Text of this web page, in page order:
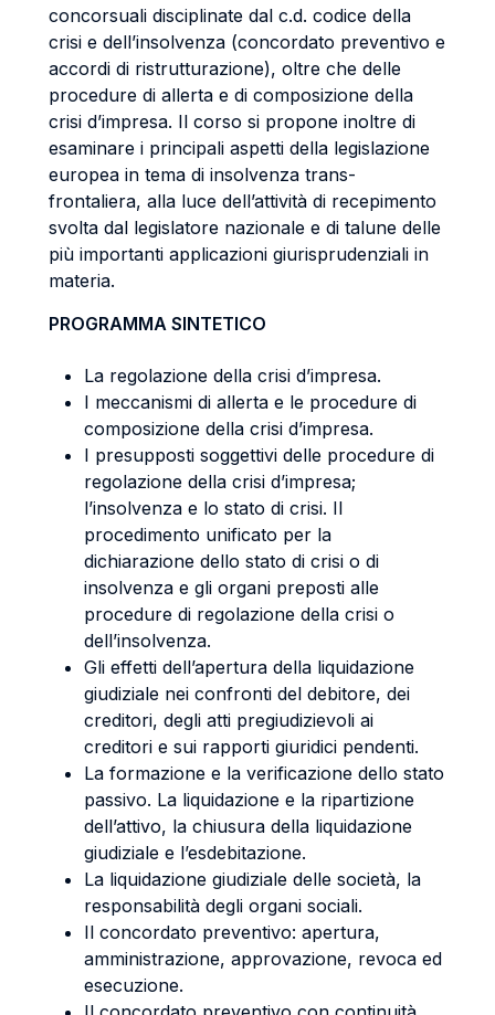
concorsuali disciplinate dal c.d. codice della
crisi e dell’insolvenza (concordato preventivo e
accordi di ristrutturazione), oltre che delle
procedure di allerta e di composizione della
crisi d’impresa. Il corso si propone inoltre di
esaminare i principali aspetti della legislazione
europea in tema di insolvenza trans-
frontaliera, alla luce dell’attività di recepimento
svolta dal legislatore nazionale e di talune delle
più importanti applicazioni giurisprudenziali in
materia.
PROGRAMMA SINTETICO
La regolazione della crisi d’impresa.
I meccanismi di allerta e le procedure di
composizione della crisi d’impresa.
I presupposti soggettivi delle procedure di
regolazione della crisi d’impresa;
l’insolvenza e lo stato di crisi. Il
procedimento unificato per la
dichiarazione dello stato di crisi o di
insolvenza e gli organi preposti alle
procedure di regolazione della crisi o
dell’insolvenza.
Gli effetti dell’apertura della liquidazione
giudiziale nei confronti del debitore, dei
creditori, degli atti pregiudizievoli ai
creditori e sui rapporti giuridici pendenti.
La formazione e la verificazione dello stato
passivo. La liquidazione e la ripartizione
dell’attivo, la chiusura della liquidazione
giudiziale e l’esdebitazione.
La liquidazione giudiziale delle società, la
responsabilità degli organi sociali.
Il concordato preventivo: apertura,
amministrazione, approvazione, revoca ed
esecuzione.